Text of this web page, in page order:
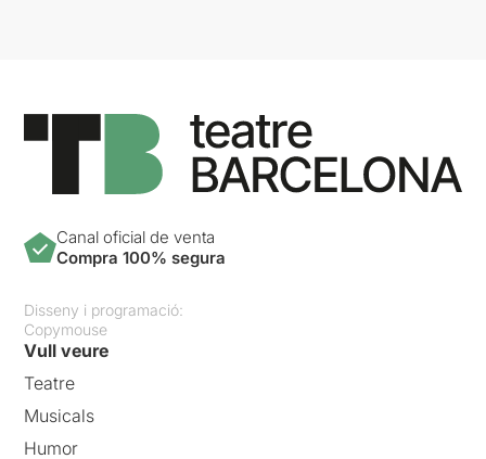
Canal oficial de venta
Compra 100% segura
Disseny i programació:
Copymouse
Vull veure
Teatre
Musicals
Humor